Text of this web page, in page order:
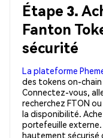
Étape 3.
Fanton
sécurité
La plateforme
des tokens on-chain
Connectez-vous,
recherchez FTON
la disponibilité.
portefeuille
hautement sécurisé